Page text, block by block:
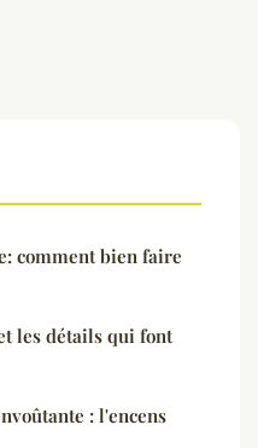
comment bien faire
les détails qui font
: l'encens